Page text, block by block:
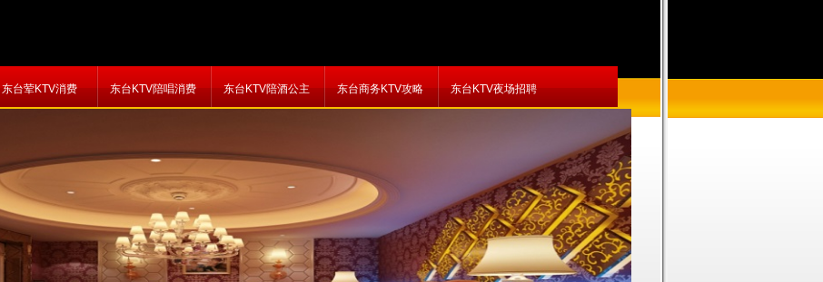
东台荤KTV消费 东台KTV陪唱消费 东台KTV陪酒公主 东台商务KTV攻略 东台KTV夜场招聘